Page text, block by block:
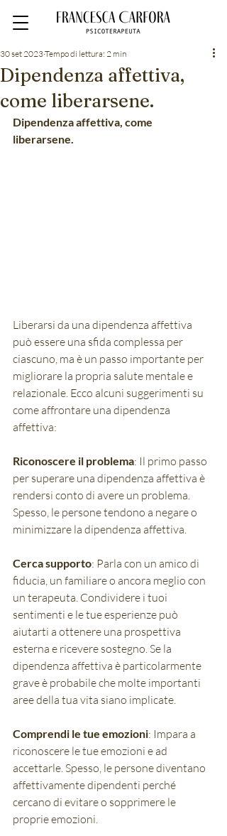
Dipendenza affettiva,
come liberarsene.
30 set 2023Tempo di lettura: 2 min
Dipendenza affettiva, come
liberarsene.
Liberarsi da una dipendenza affettiva
può essere una sfida complessa per
ciascuno, ma è un passo importante per
migliorare la propria salute mentale e
relazionale. Ecco alcuni suggerimenti su
come affrontare una dipendenza
affettiva:
Riconoscere il problema: Il primo passo
per superare una dipendenza affettiva è
rendersi conto di avere un problema.
Spesso, le persone tendono a negare o
minimizzare la dipendenza affettiva.
Cerca supporto: Parla con un amico di
fiducia, un familiare o ancora meglio con
un terapeuta. Condividere i tuoi
sentimenti e le tue esperienze può
aiutarti a ottenere una prospettiva
esterna e ricevere sostegno. Se la
dipendenza affettiva è particolarmente
grave è probabile che molte importanti
aree della tua vita siano implicate.
Comprendi le tue emozioni: Impara a
riconoscere le tue emozioni e ad
accettarle. Spesso, le persone diventano
affettivamente dipendenti perché
cercano di evitare o sopprimere le
proprie emozioni.